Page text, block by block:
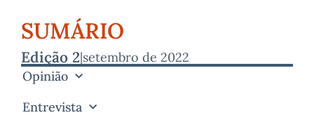
SUMÁRIO
Edição 2|setembro de 2022
Opinião
Entrevista